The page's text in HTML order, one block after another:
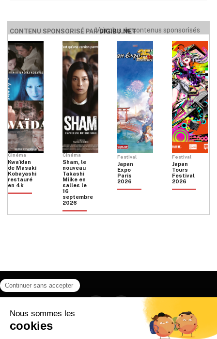
CONTENU SPONSORISÉ PARDIGIBU.NET
Voir plus de contenus sponsorisés
Cinéma
Kwaïdan
de Masaki
Kobayashi
restauré
en 4k
Cinéma
Sham, le
nouveau
Takashi
Miike en
salles le
16
septembre
2026
Festival
Japan
Expo
Paris
2026
Festival
Japan
Tours
Festival
2026
Instagram
CONTACT